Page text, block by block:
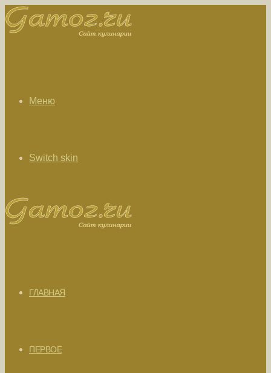
Меню
Switch skin
ГЛАВНАЯ
ПЕРВОЕ